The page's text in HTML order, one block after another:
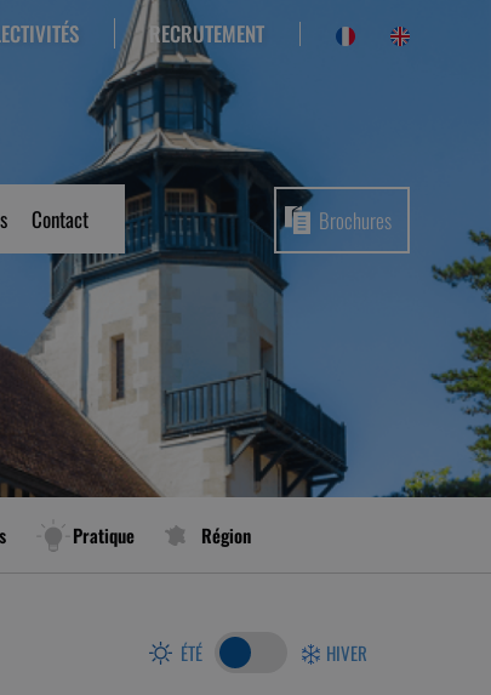
RECRUTEMENT
Contact Brochures
Pratique Région
ÉTÉ HIVER